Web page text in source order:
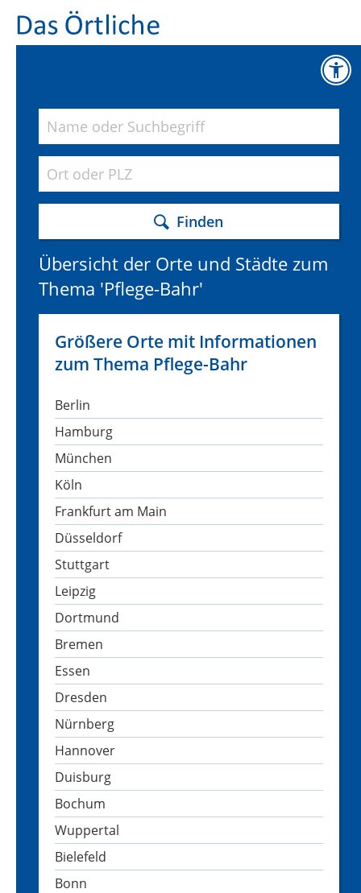
Finden
Übersicht der Orte und Städte zum
Thema 'Pflege-Bahr'
Größere Orte mit Informationen
zum Thema Pflege-Bahr
Berlin
Hamburg
München
Köln
Frankfurt am Main
Düsseldorf
Stuttgart
Leipzig
Dortmund
Bremen
Essen
Dresden
Nürnberg
Hannover
Duisburg
Bochum
Wuppertal
Bielefeld
Bonn